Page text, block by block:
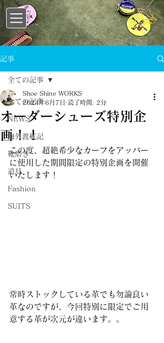
記事
全ての記事
NEWS
海外渡航記
靴磨き
道具
Fashion
SUITS
全ての記事
オーダーシューズ特別企
画！！
Shoe Shine WORKS
2024年6月7日 読了時間: 2分
この度、超絶希少なカーフをアッパー
に使用した期間限定の特別企画を開催
いたします！
常時ストックしている革でも勿論良い
革なのですが、今回特別に限定でご用
意する革が次元が違います。。